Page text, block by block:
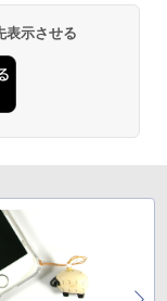
表示させる